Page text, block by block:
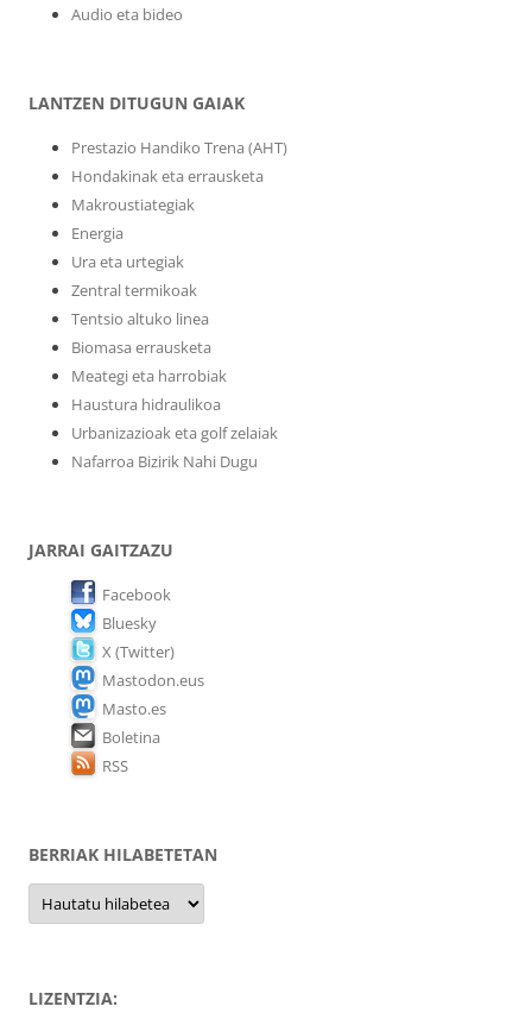
Audio eta bideo
LANTZEN DITUGUN GAIAK
Prestazio Handiko Trena (AHT)
Hondakinak eta errausketa
Makroustiategiak
Energia
Ura eta urtegiak
Zentral termikoak
Tentsio altuko linea
Biomasa errausketa
Meategi eta harrobiak
Haustura hidraulikoa
Urbanizazioak eta golf zelaiak
Nafarroa Bizirik Nahi Dugu
JARRAI GAITZAZU
Facebook
Bluesky
X (Twitter)
Mastodon.eus
Masto.es
Boletina
RSS
BERRIAK HILABETETAN
Berriak
hilabetetan
LIZENTZIA: